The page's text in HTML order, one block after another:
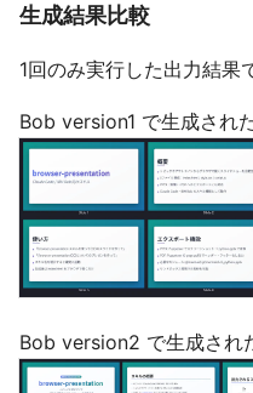
生成結果比較
1回のみ実行した出力結果
Bob version1 で生成され
Bob version2 で生成され